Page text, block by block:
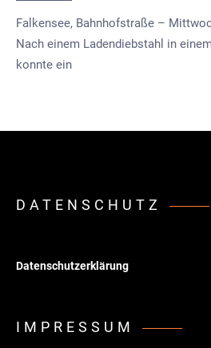
Falkensee, Bahnhofstraße –
Nach einem Ladendiebstahl in
konnte ein
DATENSCHUTZ
Datenschutzerklärung
IMPRESSUM